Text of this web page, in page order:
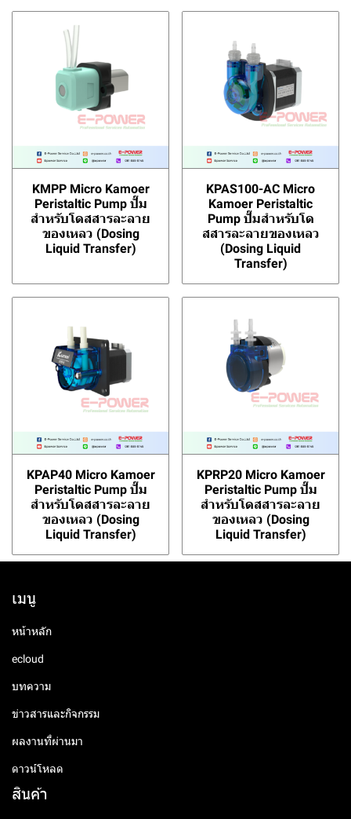
KMPP Micro Kamoer
Peristaltic Pump ปั๊ม
สำหรับโดสสารละลาย
ของเหลว (Dosing
Liquid Transfer)
KPAS100-AC Micro
Kamoer Peristaltic
Pump ปั๊มสำหรับโด
สสารละลายของเหลว
(Dosing Liquid
Transfer)
KPAP40 Micro Kamoer
Peristaltic Pump ปั๊ม
สำหรับโดสสารละลาย
ของเหลว (Dosing
Liquid Transfer)
KPRP20 Micro Kamoer
Peristaltic Pump ปั๊ม
สำหรับโดสสารละลาย
ของเหลว (Dosing
Liquid Transfer)
เมนู
หน้าหลัก
ecloud
บทความ
ข่าวสารและกิจกรรม
ผลงานที่ผ่านมา
ดาวน์โหลด
สินค้า